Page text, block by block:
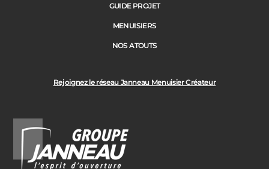
Rejoignez le réseau Janneau Menuisier Créateur
GUIDE PROJET
MENUISIERS
NOS ATOUTS